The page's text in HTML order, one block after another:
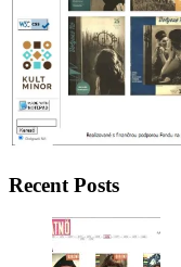
Recent Posts